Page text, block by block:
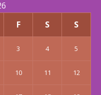
F S S
3 4 5
10 11 12